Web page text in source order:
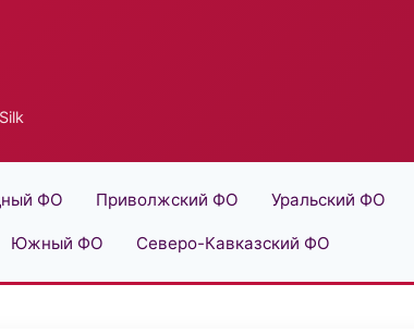
ФО Приволжский ФО Уральский ФО
Южный ФО Северо-Кавказский ФО